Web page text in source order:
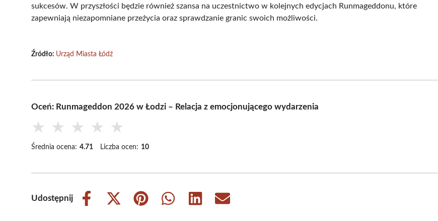
sukcesów. W przyszłości będzie również szansa na uczestnictwo w kolejnych edycjach Runmageddonu, które
zapewniają niezapomniane przeżycia oraz sprawdzanie granic swoich możliwości.
Źródło: Urząd Miasta Łódź
Oceń: Runmageddon 2026 w Łodzi – Relacja z emocjonującego wydarzenia
★ ★ ★ ★ ★
Średnia ocena: 4.71 Liczba ocen: 10
Udostępnij
Share
Share
Share
Share
Share
Share